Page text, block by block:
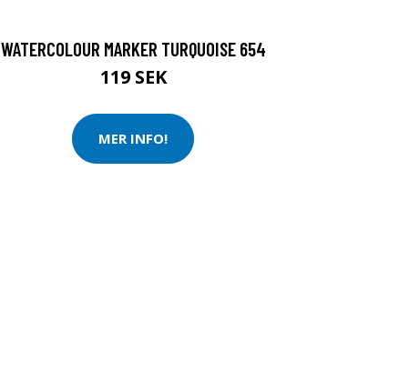
WATERCOLOUR MARKER TURQUOISE 654
119 SEK
MER INFO!